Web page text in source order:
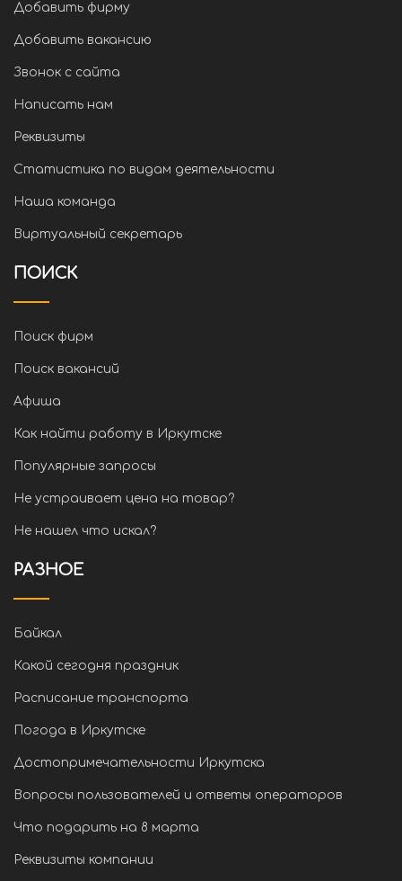
Добавить фирму
Добавить вакансию
Звонок с сайта
Написать нам
Реквизиты
Статистика по видам деятельности
Наша команда
Виртуальный секретарь
ПОИСК
Поиск фирм
Поиск вакансий
Афиша
Как найти работу в Иркутске
Популярные запросы
Не устраивает цена на товар?
Не нашел что искал?
РАЗНОЕ
Байкал
Какой сегодня праздник
Расписание транспорта
Погода в Иркутске
Достопримечательности Иркутска
Вопросы пользователей и ответы операторов
Что подарить на 8 марта
Реквизиты компании